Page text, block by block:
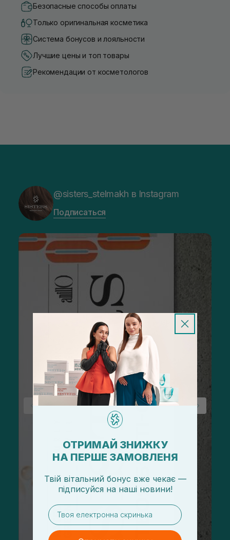
Безопасные способы оплаты
Только оригинальная косметика
Система бонусов и лояльности
Лучшие цены и топ товары
Рекомендации от косметологов
@sisters_stelmakh в Instagram
Подписаться
ОТРИМАЙ ЗНИЖКУ
НА ПЕРШЕ ЗАМОВЛЕНЯ
Твій вітальний бонус вже чекає —
підписуйся на наші новини!
email